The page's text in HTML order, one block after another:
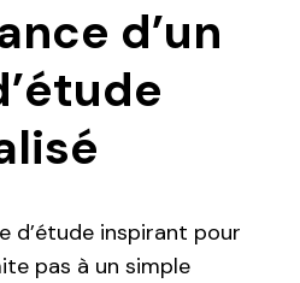
d’un
d’étude inspirant pour
pas à un simple